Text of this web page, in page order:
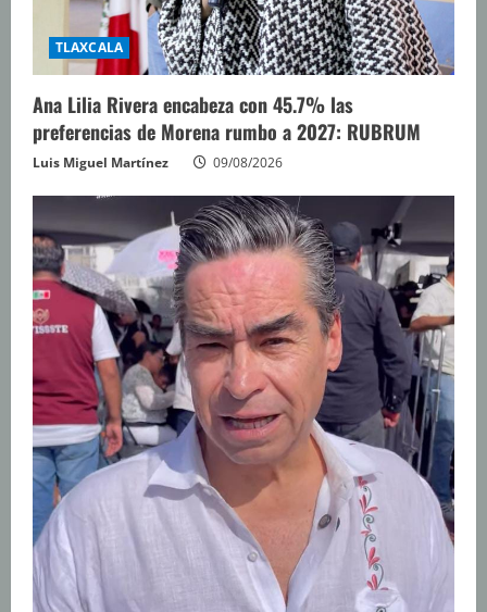
TLAXCALA
Ana Lilia Rivera encabeza con 45.7% las
preferencias de Morena rumbo a 2027: RUBRUM
Luis Miguel Martínez 09/08/2026